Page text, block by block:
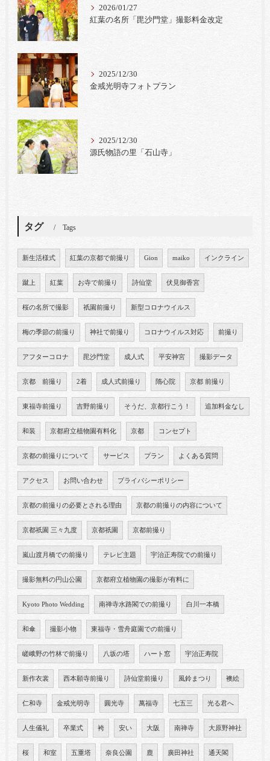
2026/01/27
紅葉の名所「毘沙門堂」撮影料金改定
2025/12/30
金戒光明寺フォトプラン
2025/12/30
源氏物語の里「石山寺」
タグ Tags
新生活様式 紅葉の京都で前撮り Gion maiko インクライン
蹴上 紅葉 お寺で前撮り 詩仙堂 伏見御香宮
桜の名所で撮影 祇園前撮り 新型コロナウイルス
梅の季節の前撮り 神社で前撮り コロナウイルス対応 前撮り
アフターコロナ 毘沙門堂 成人式 平安神宮 撮影データ
京都 前撮り 2着 成人式前撮り 隋心院 京都 前撮り
東福寺前撮り 吉野前撮り そうだ、京都行こう！ 追加料金なし
和装 京都府立植物園有料化 京都 コンセプト
京都の前撮りについて サービス プラン よくある質問
アクセス お問い合わせ プライバシーポリシー
京都の前撮りの必要とされる理由 京都の前撮りの内容について
京都祇園 三々九度 京都祇園 京都前撮り
嵐山渡月橋での前撮り テレビ主題 宇治正寿院での前撮り
撮影無料の円山公園 京都府立植物園の撮影が有料に
Kyoto Photo Wedding 南禅寺水路閣での前撮り 白川一本橋
和傘 撮影小物 東福寺・雪舟庭園での前撮り
嵯峨野の竹林で前撮り 八坂の塔 ハート窓 宇治正寿院
新作衣裳 西本願寺前撮り 詩仙堂前撮り 風鈴まつり 襖絵
仁和寺 金戒光明寺 圓光寺 萬福寺 七五三 光る君へ
人生儀礼 卒業式 袴 安い 大阪 南禅寺 大原野神社
桜 和室 五重塔 奈良公園 鹿 廣田神社 通天閣